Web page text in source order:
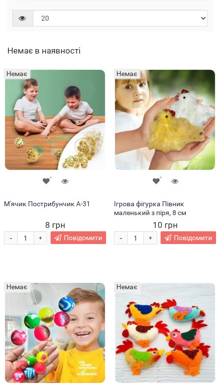
Немає в наявності
Немає
М'ячик Пострибунчик А-31
8 грн
+
- Повідомити
Немає
Ігрова фігурка Півник
маленький з піря, 8 см
10 грн
+
- Повідомити
Немає Немає